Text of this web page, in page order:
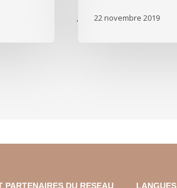
' 22 novembre 2019
PARTENAIRES DU RESEAU LANGUES